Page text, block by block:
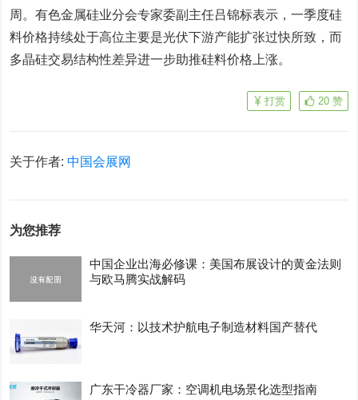
周。有色金属硅业分会专家委副主任吕锦标表示，一季度硅
料价格持续处于高位主要是光伏下游产能扩张过快所致，而
多晶硅交易结构性差异进一步助推硅料价格上涨。
20 赞
打赏
关于作者:中国会展网
为您推荐
中国企业出海必修课：美国布展设计的黄金法则
与欧马腾实战解码
华天河：以技术护航电子制造材料国产替代
广东干冷器厂家：空调机电场景化选型指南